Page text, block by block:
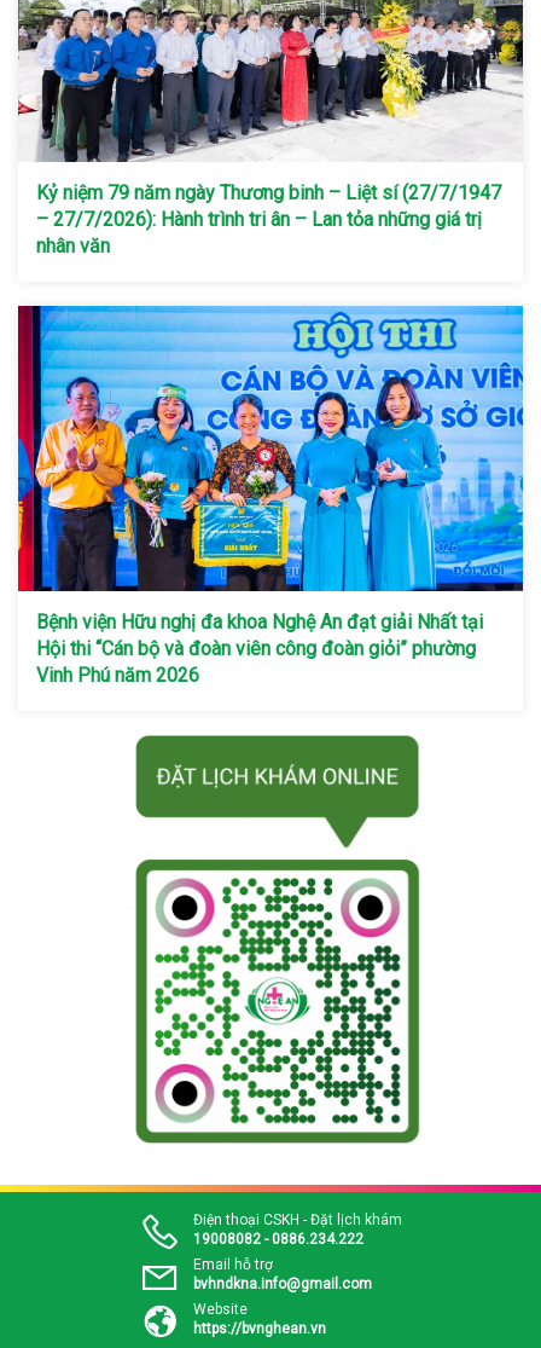
Kỷ niệm 79 năm ngày Thương binh – Liệt sí (27/7/1947
– 27/7/2026): Hành trình tri ân – Lan tỏa những giá trị
nhân văn
Bệnh viện Hữu nghị đa khoa Nghệ An đạt giải Nhất tại
Hội thi “Cán bộ và đoàn viên công đoàn giỏi” phường
Vinh Phú năm 2026
Điện thoại CSKH - Đặt lịch khám
19008082 - 0886.234.222
Email hỗ trợ
bvhndkna.info@gmail.com
Website
https://bvnghean.vn